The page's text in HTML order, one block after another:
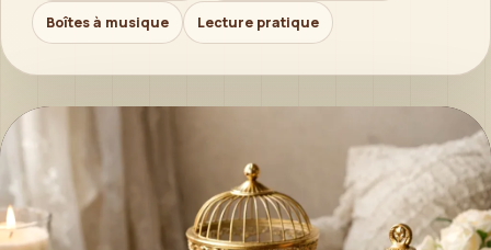
Boîtes à musique Lecture pratique